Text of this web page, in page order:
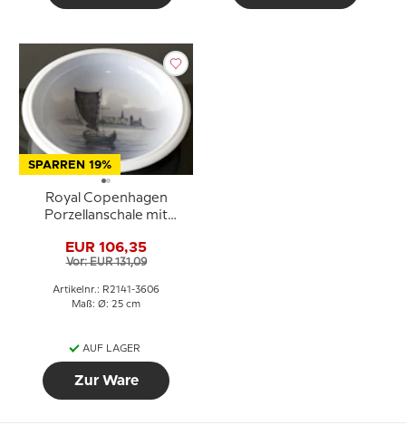
SPARREN 19%
Royal Copenhagen
Porzellanschale mit
EUR 106,35
Vor: EUR 131,09
Artikelnr.: R2141-3606
Maß: Ø: 25 cm
AUF LAGER
Zur Ware